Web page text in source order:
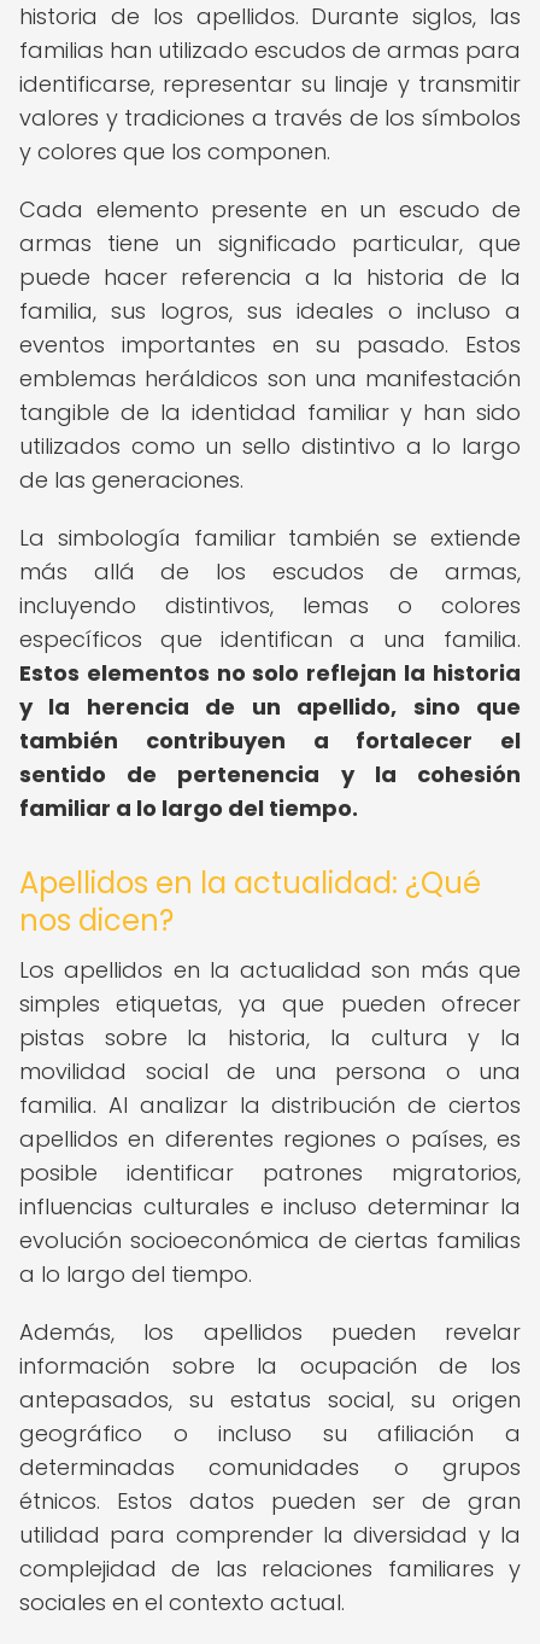
historia de los apellidos. Durante siglos, las
familias han utilizado escudos de armas para
identificarse, representar su linaje y transmitir
valores y tradiciones a través de los símbolos
y colores que los componen.
Cada elemento presente en un escudo de
armas tiene un significado particular, que
puede hacer referencia a la historia de la
familia, sus logros, sus ideales o incluso a
eventos importantes en su pasado. Estos
emblemas heráldicos son una manifestación
tangible de la identidad familiar y han sido
utilizados como un sello distintivo a lo largo
de las generaciones.
La simbología familiar también se extiende
más allá de los escudos de armas,
incluyendo distintivos, lemas o colores
específicos que identifican a una familia.
Estos elementos no solo reflejan la historia
y la herencia de un apellido, sino que
también contribuyen a fortalecer el
sentido de pertenencia y la cohesión
familiar a lo largo del tiempo.
Apellidos en la actualidad: ¿Qué
nos dicen?
Los apellidos en la actualidad son más que
simples etiquetas, ya que pueden ofrecer
pistas sobre la historia, la cultura y la
movilidad social de una persona o una
familia. Al analizar la distribución de ciertos
apellidos en diferentes regiones o países, es
posible identificar patrones migratorios,
influencias culturales e incluso determinar la
evolución socioeconómica de ciertas familias
a lo largo del tiempo.
Además, los apellidos pueden revelar
información sobre la ocupación de los
antepasados, su estatus social, su origen
geográfico o incluso su afiliación a
determinadas comunidades o grupos
étnicos. Estos datos pueden ser de gran
utilidad para comprender la diversidad y la
complejidad de las relaciones familiares y
sociales en el contexto actual.